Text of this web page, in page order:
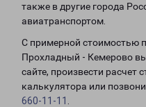
также в другие города
авиатранспортом.
С примерной стоимостью
Прохладный - Кемерово
сайте, произвести
калькулятора или
660-11-11